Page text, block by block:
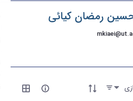
رمضان کیائی